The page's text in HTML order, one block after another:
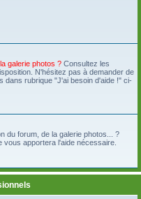
galerie photos ? Consultez les
N'hésitez pas à demander de
dans rubrique "J'ai besoin d'aide !" ci-
du forum, de la galerie photos... ?
vous apportera l'aide nécessaire.